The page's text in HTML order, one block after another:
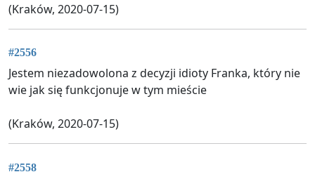
(Kraków, 2020-07-15)
#2556
Jestem niezadowolona z decyzji idioty Franka, który nie
wie jak się funkcjonuje w tym mieście
(Kraków, 2020-07-15)
#2558